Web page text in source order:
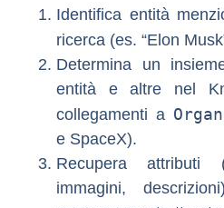
Identifica entità
ricerca (es. “Elon
Determina un
entità e altre nel
collegamenti a
e SpaceX).
Recupera attributi
immagini,